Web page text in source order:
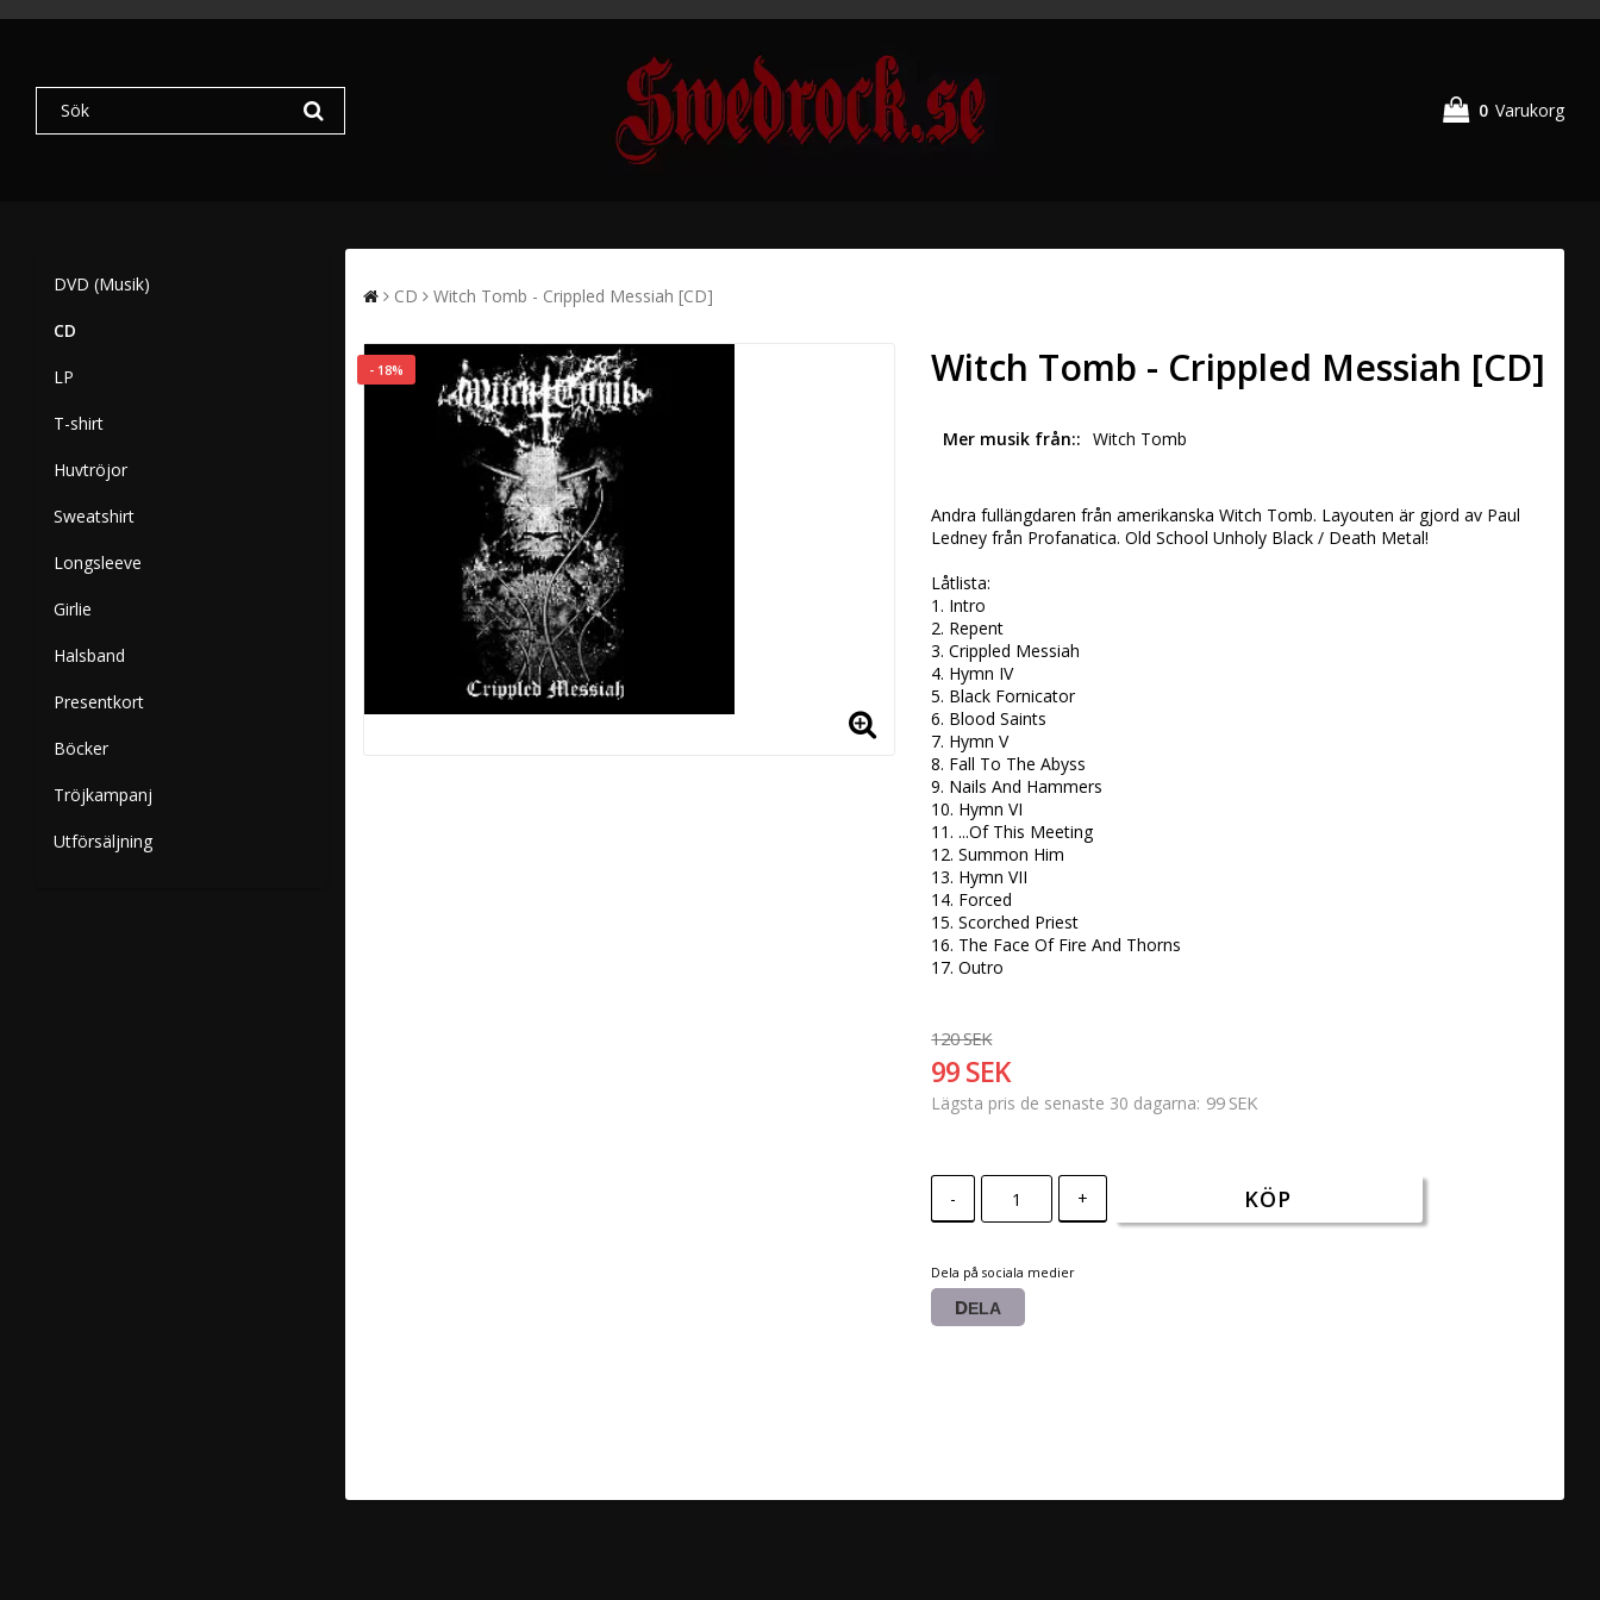
0 Varukorg
DVD (Musik)
CD
LP
T-shirt
Huvtröjor
Sweatshirt
Longsleeve
Girlie
Halsband
Presentkort
Böcker
Tröjkampanj
Utförsäljning
CD Witch Tomb - Crippled Messiah [CD]
- 18% Witch Tomb - Crippled Messiah [CD]
Mer musik från: Witch Tomb
Andra fullängdaren från amerikanska Witch Tomb. Layouten är gjord av Paul
Ledney från Profanatica. Old School Unholy Black / Death Metal!
Låtlista:
1. Intro
2. Repent
3. Crippled Messiah
4. Hymn IV
5. Black Fornicator
6. Blood Saints
7. Hymn V
8. Fall To The Abyss
9. Nails And Hammers
10. Hymn VI
11. ...Of This Meeting
12. Summon Him
13. Hymn VII
14. Forced
15. Scorched Priest
16. The Face Of Fire And Thorns
17. Outro
120 SEK
99 SEK
Lägsta pris de senaste 30 dagarna 99 SEK
- + KÖP
Dela på sociala medier
DELA